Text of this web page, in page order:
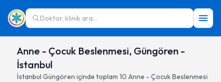
Doktor, klinik ara...
Anne - Çocuk Beslenmesi, Güngören -
İstanbul
İstanbul Güngören içinde toplam 10 Anne - Çocuk Beslenmesi